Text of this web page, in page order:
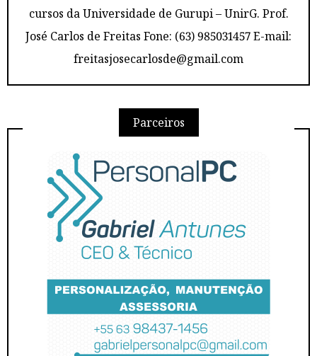
cursos da Universidade de Gurupi – UnirG. Prof.
José Carlos de Freitas Fone: (63) 985031457 E-mail:
freitasjosecarlosde@gmail.com
Parceiros